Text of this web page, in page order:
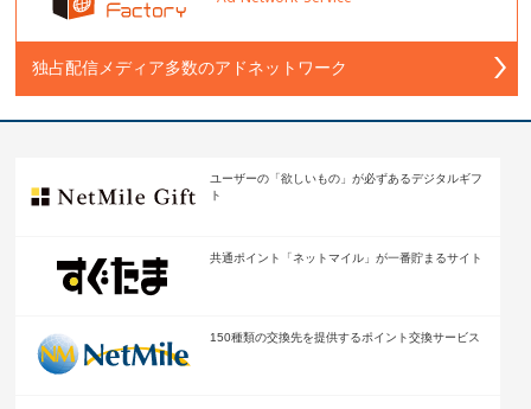
独占配信メディア多数のアドネットワーク
ユーザーの「欲しいもの」が必ずあるデジタルギフ
ト
共通ポイント「ネットマイル」が一番貯まるサイト
150種類の交換先を提供するポイント交換サービス